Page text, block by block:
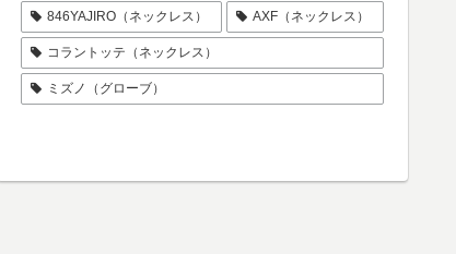
846YAJIRO（ネックレス） AXF（ネックレス）
コラントッテ（ネックレス）
ミズノ（グローブ）